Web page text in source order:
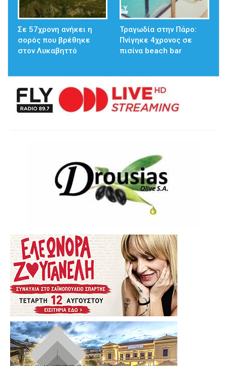
Σε 57χρονη ανήκει η
σορός που βρέθηκε
στον Λυκαβηττό
Τραγωδία στην Πάρο:
Πνίγηκε 4χρονος σε
πισίνα beach bar